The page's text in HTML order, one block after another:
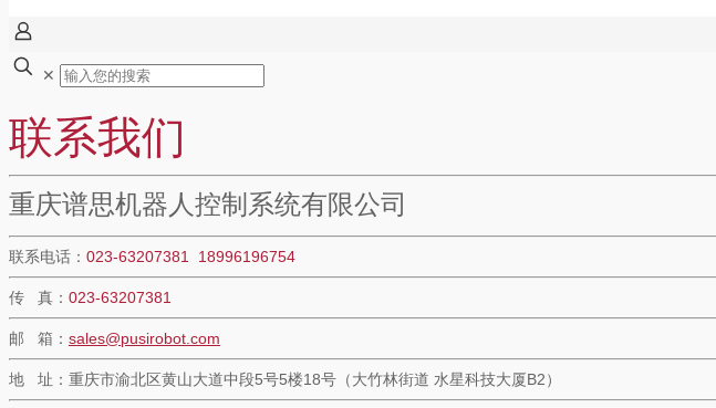
✕
联系我们
重庆谱思机器人控制系统有限公司
联系电话： 023-63207381 18996196754
传 真： 023-63207381
邮 箱： sales@pusirobot.com
地 址：重庆市渝北区黄山大道中段5号5楼18号（大竹林街道 水星科技大厦B2）